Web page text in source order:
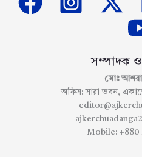
সম্পাদক
মোঃ
অফিস: সারা ভবন,
Mobile: +880